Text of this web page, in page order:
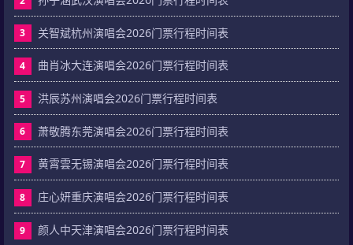
3 关智斌杭州演唱会2026门票行程时间表
4 曲肖冰大连演唱会2026门票行程时间表
5 洪辰苏州演唱会2026门票行程时间表
6 萧敬腾东莞演唱会2026门票行程时间表
7 黄霄雲无锡演唱会2026门票行程时间表
8 庄心妍重庆演唱会2026门票行程时间表
9 颜人中天津演唱会2026门票行程时间表